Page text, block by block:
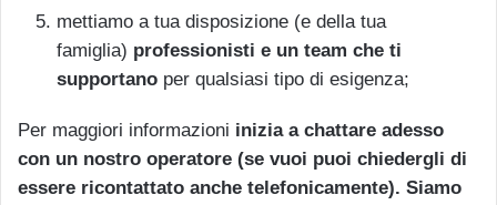
mettiamo a tua disposizione (e della tua
famiglia) professionisti e un team che ti
supportano per qualsiasi tipo di esigenza;
Per maggiori informazioni inizia a chattare adesso
con un nostro operatore (se vuoi puoi chiedergli di
essere ricontattato anche telefonicamente). Siamo